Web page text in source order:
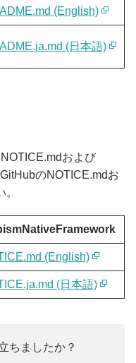
(English)
(日本語)
および
のNOTICE.mdお
(English)
(日本語)
ちましたか？